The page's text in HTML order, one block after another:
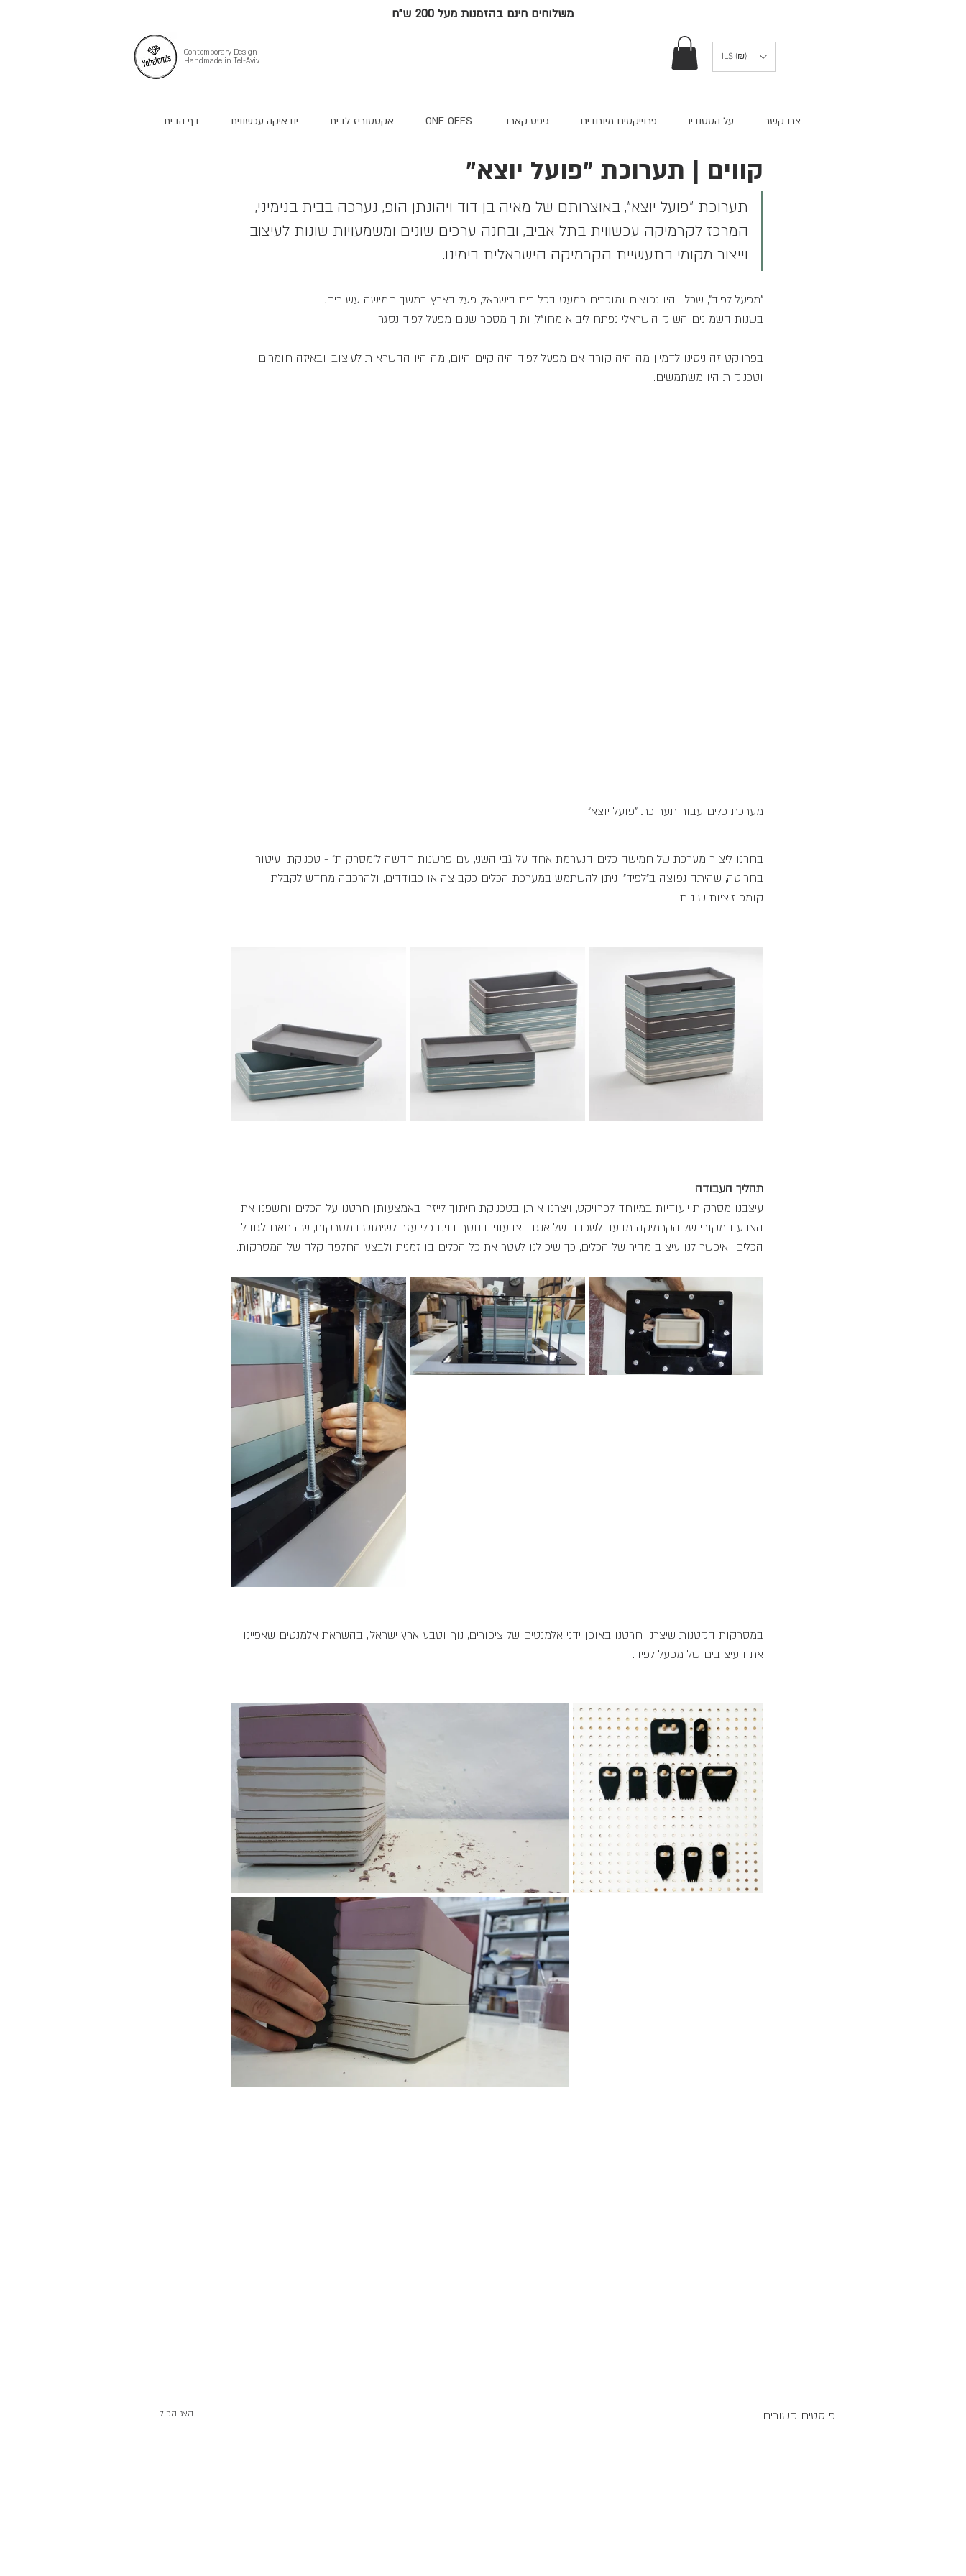
משלוחים חינם בהזמנות מעל 200 ש"ח
Contemporary Design
Handmade in Tel-Aviv
ILS (₪)
דף הבית יודאיקה עכשווית אקססוריז לבית ONE-OFFS גיפט קארד פרוייקטים מיוחדים על הסטודיו צרו קשר
קווים | תערוכת "פועל יוצא"
תערוכת "פועל יוצא", באוצרותם של מאיה בן דוד ויהונתן הופ, נערכה בבית בנימיני,
המרכז לקרמיקה עכשווית בתל אביב, ובחנה ערכים שונים ומשמעויות שונות לעיצוב
וייצור מקומי בתעשיית הקרמיקה הישראלית בימינו.
"מפעל לפיד", שכליו היו נפוצים ומוכרים כמעט בכל בית בישראל, פעל בארץ במשך חמישה עשורים.
בשנות השמונים השוק הישראלי נפתח ליבוא מחו"ל, ותוך מספר שנים מפעל לפיד נסגר.
בפרויקט זה ניסינו לדמיין מה היה קורה אם מפעל לפיד היה קיים היום, מה היו ההשראות לעיצוב, ובאיזה חומרים
וטכניקות היו משתמשים.
מערכת כלים עבור תערוכת "פועל יוצא".
בחרנו ליצור מערכת של חמישה כלים הנערמת אחד על גבי השני, עם פרשנות חדשה ל"מסרקות" - טכניקת  עיטור
בחריטה, שהיתה נפוצה ב"לפיד". ניתן להשתמש במערכת הכלים כקבוצה או כבודדים, ולהרכבה מחדש לקבלת
קומפוזיציות שונות.
תהליך העבודה
עיצבנו מסרקות ייעודיות במיוחד לפרויקט, ויצרנו אותן בטכניקת חיתוך לייזר. באמצעותן חרטנו על הכלים וחשפנו את
הצבע המקורי של הקרמיקה מבעד לשכבה של אנגוב צבעוני. בנוסף בנינו כלי עזר לשימוש במסרקות, שהותאם לגודל
הכלים ואיפשר לנו עיצוב מהיר של הכלים, כך שיכולנו לעטר את כל הכלים בו זמנית ולבצע החלפה קלה של המסרקות.
במסרקות הקטנות שיצרנו חרטנו באופן ידני אלמנטים של ציפורים, נוף וטבע ארץ ישראלי, בהשראת אלמנטים שאפיינו
את העיצובים של מפעל לפיד.
פוסטים קשורים הצג הכול